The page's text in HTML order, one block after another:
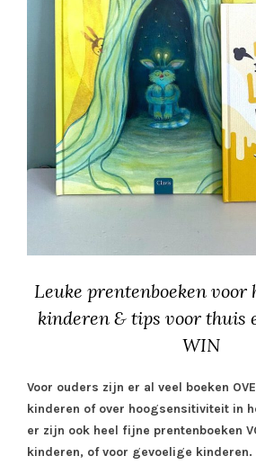
Leuke prentenboeken voor
kinderen & tips voor thuis
WIN
Voor ouders zijn er al veel boeken
kinderen of over hoogsensitiviteit in
er zijn ook heel fijne prentenboeken
kinderen, of voor gevoelige kinderen.